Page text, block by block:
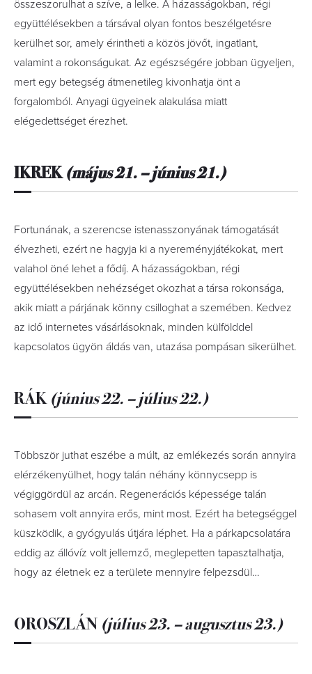
összeszorulhat a szíve, a lelke. A házasságokban, régi
együttélésekben a társával olyan fontos beszélgetésre
kerülhet sor, amely érintheti a közös jövőt, ingatlant,
valamint a rokonságukat. Az egészségére jobban ügyeljen,
mert egy betegség átmenetileg kivonhatja önt a
forgalomból. Anyagi ügyeinek alakulása miatt
elégedettséget érezhet.
IKREK (május 21. – június 21.)
Fortunának, a szerencse istenasszonyának támogatását
élvezheti, ezért ne hagyja ki a nyereményjátékokat, mert
valahol öné lehet a fődíj. A házasságokban, régi
együttélésekben nehézséget okozhat a társa rokonsága,
akik miatt a párjának könny csilloghat a szemében. Kedvez
az idő internetes vásárlásoknak, minden külfölddel
kapcsolatos ügyön áldás van, utazása pompásan sikerülhet.
RÁK (június 22. – július 22.)
Többször juthat eszébe a múlt, az emlékezés során annyira
elérzékenyülhet, hogy talán néhány könnycsepp is
végiggördül az arcán. Regenerációs képessége talán
sohasem volt annyira erős, mint most. Ezért ha betegséggel
küszködik, a gyógyulás útjára léphet. Ha a párkapcsolatára
eddig az állóvíz volt jellemző, meglepetten tapasztalhatja,
hogy az életnek ez a területe mennyire felpezsdül…
OROSZLÁN (július 23. – augusztus 23.)